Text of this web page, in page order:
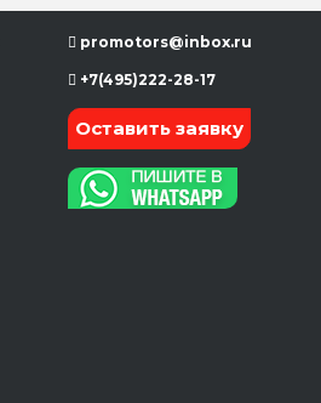
promotors@inbox.ru
+7(495)222-28-17
Оставить заявку